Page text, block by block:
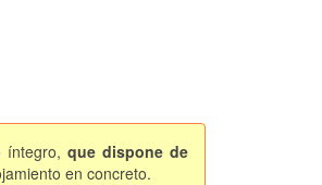
íntegro,que dispone de
en concreto.